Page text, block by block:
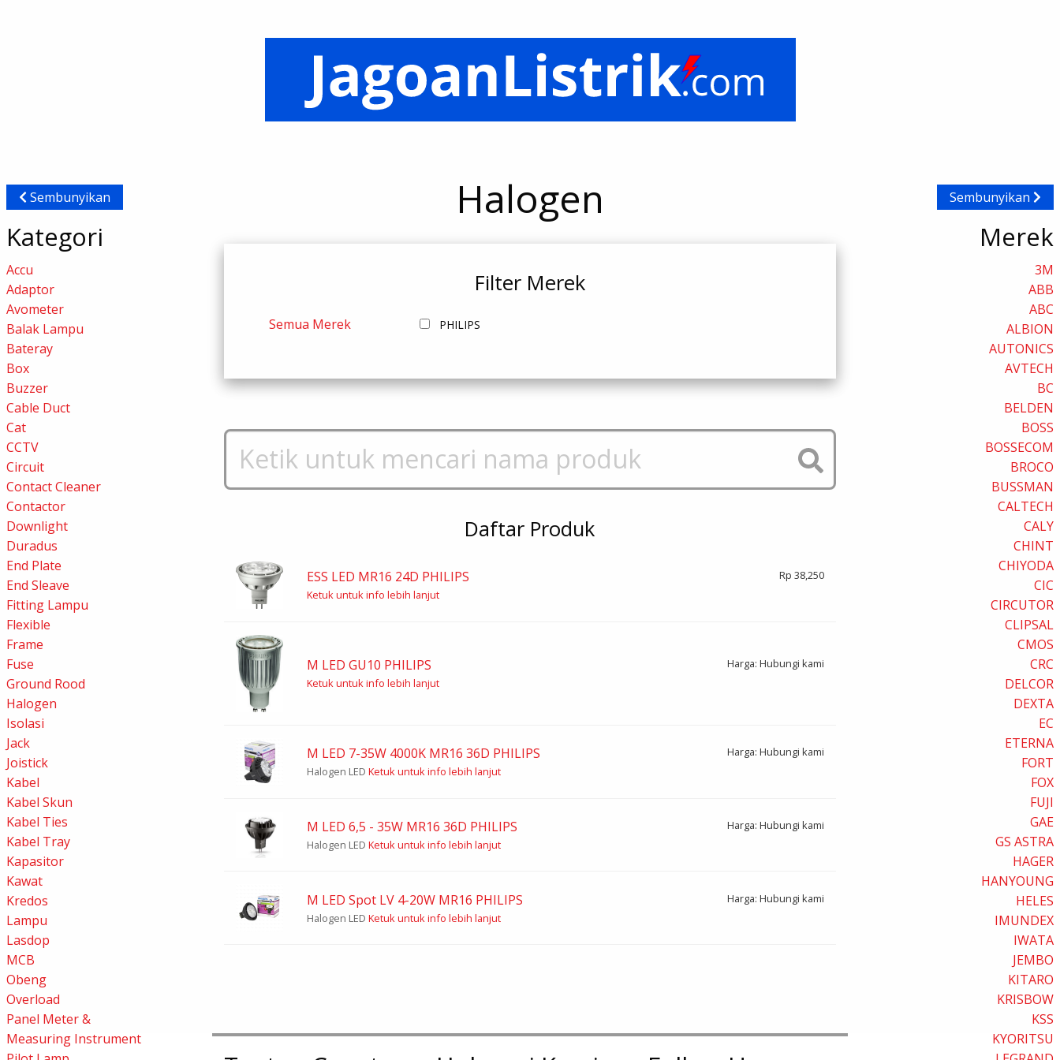
Sembunyikan
Kategori
Accu
Adaptor
Avometer
Balak Lampu
Bateray
Box
Buzzer
Cable Duct
Cat
CCTV
Circuit
Contact Cleaner
Contactor
Downlight
Duradus
End Plate
End Sleave
Fitting Lampu
Flexible
Frame
Fuse
Ground Rood
Halogen
Isolasi
Jack
Joistick
Kabel
Kabel Skun
Kabel Ties
Kabel Tray
Kapasitor
Kawat
Kredos
Lampu
Lasdop
MCB
Obeng
Overload
Panel Meter &
Measuring Instrument
Sembunyikan
Merek
3M
ABB
ABC
ALBION
AUTONICS
AVTECH
BC
BELDEN
BOSS
BOSSECOM
BROCO
BUSSMAN
CALTECH
CALY
CHINT
CHIYODA
CIC
CIRCUTOR
CLIPSAL
CMOS
CRC
DELCOR
DEXTA
EC
ETERNA
FORT
FOX
FUJI
GAE
GS ASTRA
HAGER
HANYOUNG
HELES
IMUNDEX
IWATA
JEMBO
KITARO
KRISBOW
KSS
KYORITSU
Halogen
Filter Merek
Semua Merek PHILIPS
Daftar Produk
ESS LED MR16 24D PHILIPS
Rp 38,250
Ketuk untuk info lebih lanjut
M LED GU10 PHILIPS
Harga: Hubungi kami
Ketuk untuk info lebih lanjut
M LED 7-35W 4000K MR16 36D PHILIPS
Harga: Hubungi kami
Halogen LED Ketuk untuk info lebih lanjut
M LED 6,5 - 35W MR16 36D PHILIPS
Harga: Hubungi kami
Halogen LED Ketuk untuk info lebih lanjut
M LED Spot LV 4-20W MR16 PHILIPS
Harga: Hubungi kami
Halogen LED Ketuk untuk info lebih lanjut